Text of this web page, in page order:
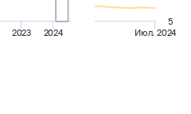
2023 2024 Июл. 2024
5